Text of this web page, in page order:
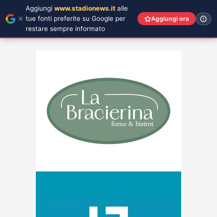
Aggiungi www.stadionews.it alle
tue fonti preferite su Google per
restare sempre informato
Aggiungi ora